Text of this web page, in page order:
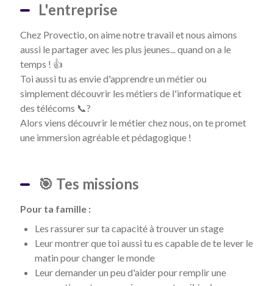
L'entreprise
Chez Provectio, on aime notre travail et nous aimons
aussi le partager avec les plus jeunes... quand on a le
temps ! 👍
Toi aussi tu as envie d'apprendre un métier ou
simplement découvrir les métiers de l'informatique et
des télécoms 📞?
Alors viens découvrir le métier chez nous, on te promet
une immersion agréable et pédagogique !
🎯 Tes missions
Pour ta famille :
Les rassurer sur ta capacité à trouver un stage
Leur montrer que toi aussi tu es capable de te lever le
matin pour changer le monde
Leur demander un peu d'aider pour remplir une